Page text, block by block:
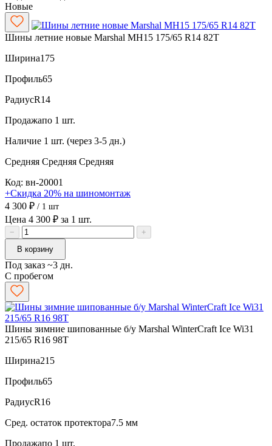
Новые
Шины летние новые Marshal MH15 175/65 R14 82T
Ширина175
Профиль65
РадиусR14
Продажапо 1 шт.
Наличие 1 шт. (через 3-5 дн.)
Средняя Средняя Средняя
Код: вн-20001
+Скидка 20% на шиномонтаж
4 300 ₽ / 1 шт
Цена 4 300 ₽ за 1 шт.
−
+
В корзину
Под заказ ~3 дн.
С пробегом
Шины зимние шипованные б/у Marshal WinterCraft Ice Wi31
215/65 R16 98T
Ширина215
Профиль65
РадиусR16
Сред. остаток протектора7.5 мм
Продажапо 1 шт.